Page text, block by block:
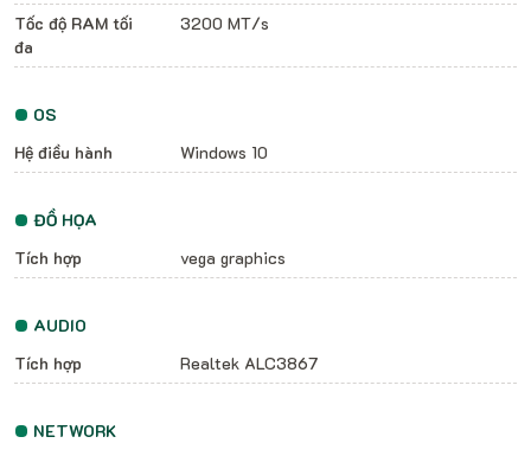
Tốc độ RAM tối
đa
3200 MT/s
OS
Hệ điều hành
Windows 10
ĐỒ HỌA
Tích hợp
vega graphics
AUDIO
Tích hợp
Realtek ALC3867
NETWORK